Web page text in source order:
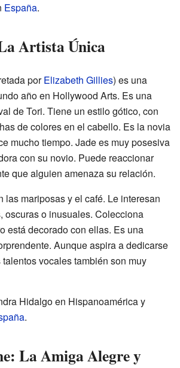
España.
Artista Única
porElizabeth Gillies) es una
año en Hollywood Arts. Es una
de Tori. Tiene un estilo gótico, con
de colores en el cabello. Es la novia
mucho tiempo. Jade es muy posesiva
con su novio. Puede reaccionar
que alguien amenaza su relación.
las mariposas y el café. Le interesan
oscuras o inusuales. Colecciona
está decorado con ellas. Es una
Aunque aspira a dedicarse
vocales también son muy
Hidalgo en Hispanoamérica y
.
La Amiga Alegre y